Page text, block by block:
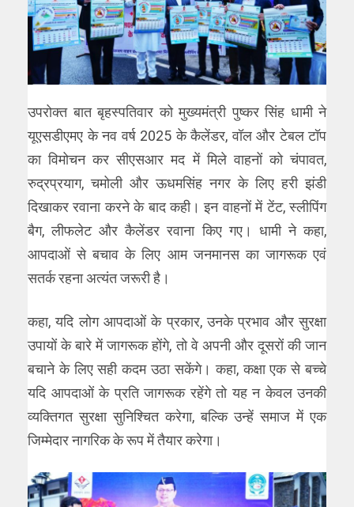
उपरोक्त बात बृहस्पतिवार को मुख्यमंत्री पुष्कर सिंह धामी ने
यूएसडीएमए के नव वर्ष 2025 के कैलेंडर, वॉल और टेबल टॉप
का विमोचन कर सीएसआर मद में मिले वाहनों को चंपावत,
रुद्रप्रयाग, चमोली और ऊधमसिंह नगर के लिए हरी झंडी
दिखाकर रवाना करने के बाद कही। इन वाहनों में टेंट, स्लीपिंग
बैग, लीफलेट और कैलेंडर रवाना किए गए। धामी ने कहा,
आपदाओं से बचाव के लिए आम जनमानस का जागरूक एवं
सतर्क रहना अत्यंत जरूरी है।
कहा, यदि लोग आपदाओं के प्रकार, उनके प्रभाव और सुरक्षा
उपायों के बारे में जागरूक होंगे, तो वे अपनी और दूसरों की जान
बचाने के लिए सही कदम उठा सकेंगे। कहा, कक्षा एक से बच्चे
यदि आपदाओं के प्रति जागरूक रहेंगे तो यह न केवल उनकी
व्यक्तिगत सुरक्षा सुनिश्चित करेगा, बल्कि उन्हें समाज में एक
जिम्मेदार नागरिक के रूप में तैयार करेगा।